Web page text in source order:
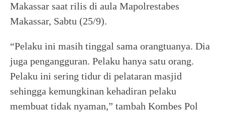
Makassar saat rilis di aula Mapolrestabes
Makassar, Sabtu (25/9).
“Pelaku ini masih tinggal sama orangtuanya. Dia
juga pengangguran. Pelaku hanya satu orang.
Pelaku ini sering tidur di pelataran masjid
sehingga kemungkinan kehadiran pelaku
membuat tidak nyaman,” tambah Kombes Pol